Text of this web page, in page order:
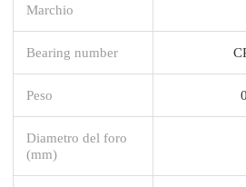
Marchio
Bearing number
Peso
Diametro del foro
(mm)